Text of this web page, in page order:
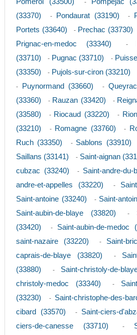
-
(33370)
- Pondaurat (33190) -
Portets (33640) - Prechac (33730)
Prignac-en-medoc (33340) -
(33710)
- Pugnac (33710) -
(33350)
- Pujols-sur-ciron (33210)
- Puynormand (33660) -
(33360)
- Rauzan (33420) -
(33580)
- Riocaud (33220) -
(33210)
- Romagne (33760) -
Ruch (33350) - Sablons (33910)
Saillans (33141) - Saint-aignan
cubzac (33240)
- Saint-andre-du-
andre-et-appelles (33220)
-
Saint-antoine (33240) - Saint-
Saint-aubin-de-blaye (33820) -
(33420)
- Saint-aubin-de-medoc
saint-nazaire (33220)
- Saint-
caprais-de-blaye (33820)
-
(33880)
- Saint-christoly-de-
christoly-medoc (33340)
-
(33230)
- Saint-christophe-des-
cibard (33570)
- Saint-ciers-
ciers-de-canesse (33710)
-